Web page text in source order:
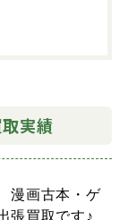
実績
漫画古本・ゲ
張買取です♪